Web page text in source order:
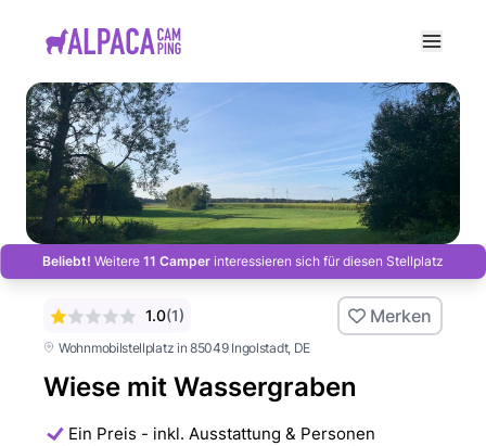
Beliebt! Weitere 11 Camper interessieren sich für diesen Stellplatz
Wohnmobilstellplatz in 85049 Ingolstadt, DE
Wiese mit Wassergraben
1.0(1) Merken
Ein Preis - inkl. Ausstattung & Personen